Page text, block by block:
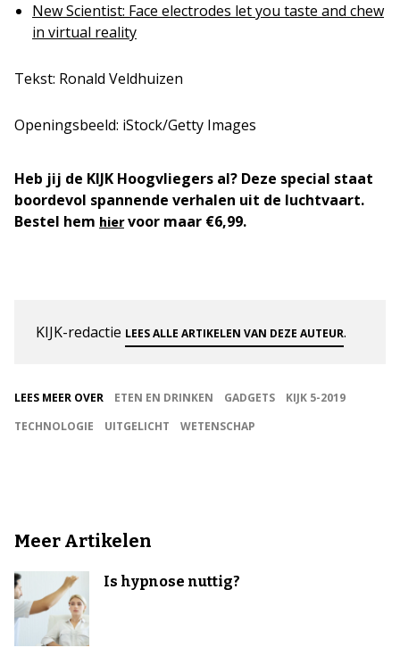
New Scientist: Face electrodes let you taste and chew
in virtual reality
Tekst: Ronald Veldhuizen
Openingsbeeld: iStock/Getty Images
Heb jij de KIJK Hoogvliegers al? Deze special staat
boordevol spannende verhalen uit de luchtvaart.
Bestel hem hiervoor maar €6,99.
KIJK-redactie LEES ALLE ARTIKELEN VAN DEZE AUTEUR.
LEES MEER OVER ETEN EN DRINKEN GADGETS
KIJK 5-2019
TECHNOLOGIE
UITGELICHT WETENSCHAP
Meer Artikelen
Is hypnose nuttig?